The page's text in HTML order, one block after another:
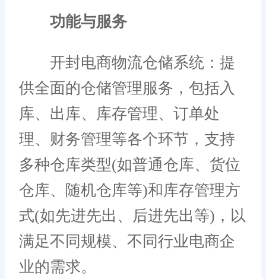
功能与服务
开封电商物流仓储系统：提
供全面的仓储管理服务，包括入
库、出库、库存管理、订单处
理、财务管理等各个环节，支持
多种仓库类型(如普通仓库、货位
仓库、随机仓库等)和库存管理方
式(如先进先出、后进先出等)，以
满足不同规模、不同行业电商企
业的需求。